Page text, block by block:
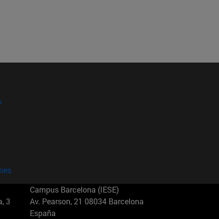
3
Campus Barcelona (IESE)
Av. Pearson, 21 08034 Barcelona
España